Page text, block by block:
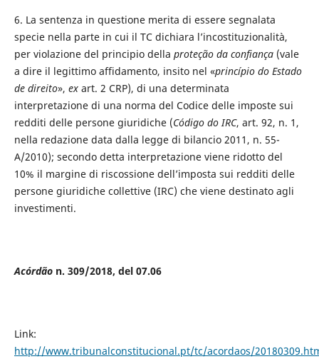
6. La sentenza in questione merita di essere segnalata
specie nella parte in cui il TC dichiara l’incostituzionalità,
per violazione del principio della proteção da confiança(vale
a dire il legittimo affidamento, insito nel «princípio do Estado
de direito», exart. 2 CRP), di una determinata
interpretazione di una norma del Codice delle imposte sui
redditi delle persone giuridiche (Código do IRC, art. 92, n. 1,
nella redazione data dalla legge di bilancio 2011, n. 55-
A/2010); secondo detta interpretazione viene ridotto del
10% il margine di riscossione dell’imposta sui redditi delle
persone giuridiche collettive (IRC) che viene destinato agli
investimenti.
Acórdão n. 309/2018, del 07.06
Link:
http://www.tribunalconstitucional.pt/tc/acordaos/